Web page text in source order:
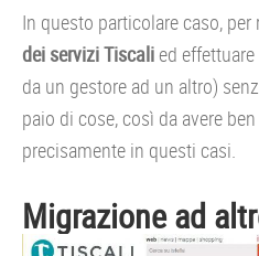
In questo particolare caso, per
dei servizi Tiscali ed
da un gestore ad un altro)
paio di cose, così da avere
precisamente in questi casi.
Migrazione ad